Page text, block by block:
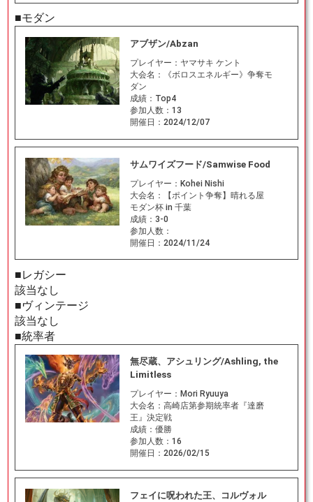
■モダン
アブザン/Abzan
プレイヤー： ヤマサキ ケント
大会名：
《ボロスエネルギー》争奪モ
ダン
成績： Top4
参加人数： 13
開催日： 2024/12/07
サムワイズフード/Samwise Food
プレイヤー： Kohei Nishi
大会名：
【ポイント争奪】晴れる屋
モダン杯 in 千葉
成績： 3-0
参加人数：
開催日： 2024/11/24
■レガシー
該当なし
■ヴィンテージ
該当なし
■統率者
無尽蔵、アシュリング/Ashling, the
Limitless
プレイヤー： Mori Ryuuya
大会名： 高崎店第参期統率者『達磨
王』決定戦
成績： 優勝
参加人数： 16
開催日： 2026/02/15
フェイに呪われた王、コルヴォル